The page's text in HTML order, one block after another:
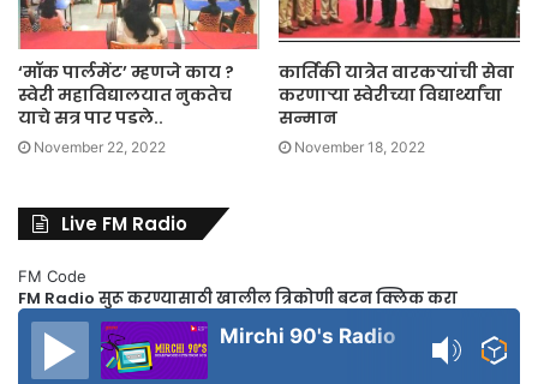
‘मॉक पार्लमेंट’ म्हणजे काय ?
स्वेरी महाविद्यालयात नुकतेच
याचे सत्र पार पडले..
November 22, 2022
कार्तिकी यात्रेत वारकर्‍यांची सेवा
करणार्‍या स्वेरीच्या विद्यार्थ्यांचा
सन्मान
November 18, 2022
Live FM Radio
FM Code
FM Radio सुरू करण्यासाठी खालील त्रिकोणी बटन क्लिक करा
Mirchi 90's Radio